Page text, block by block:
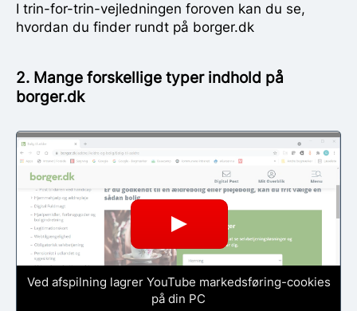
I trin-for-trin-vejledningen foroven kan du se,
hvordan du finder rundt på borger.dk
2. Mange forskellige typer indhold på
borger.dk
Ved afspilning lagrer YouTube markedsføring-cookies
på din PC